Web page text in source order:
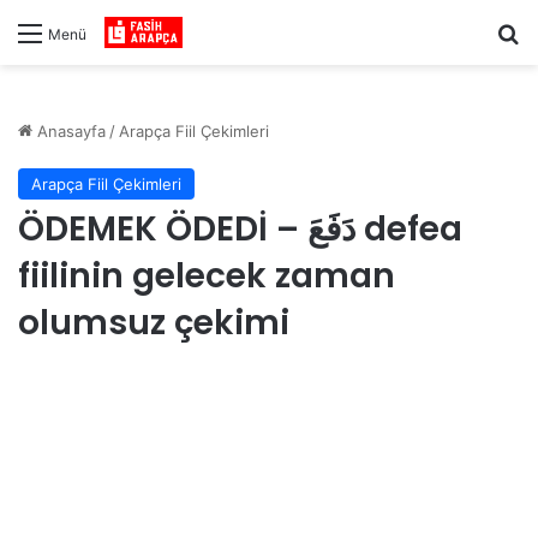
Menü
Anasayfa / Arapça Fiil Çekimleri
Arapça Fiil Çekimleri
ÖDEMEK ÖDEDİ – دَفَعَ defea
fiilinin gelecek zaman
olumsuz çekimi